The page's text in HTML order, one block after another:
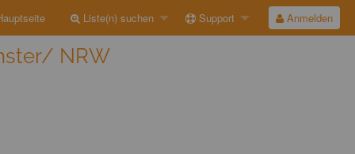
Liste(n) suchen Support Anmelden
NRW